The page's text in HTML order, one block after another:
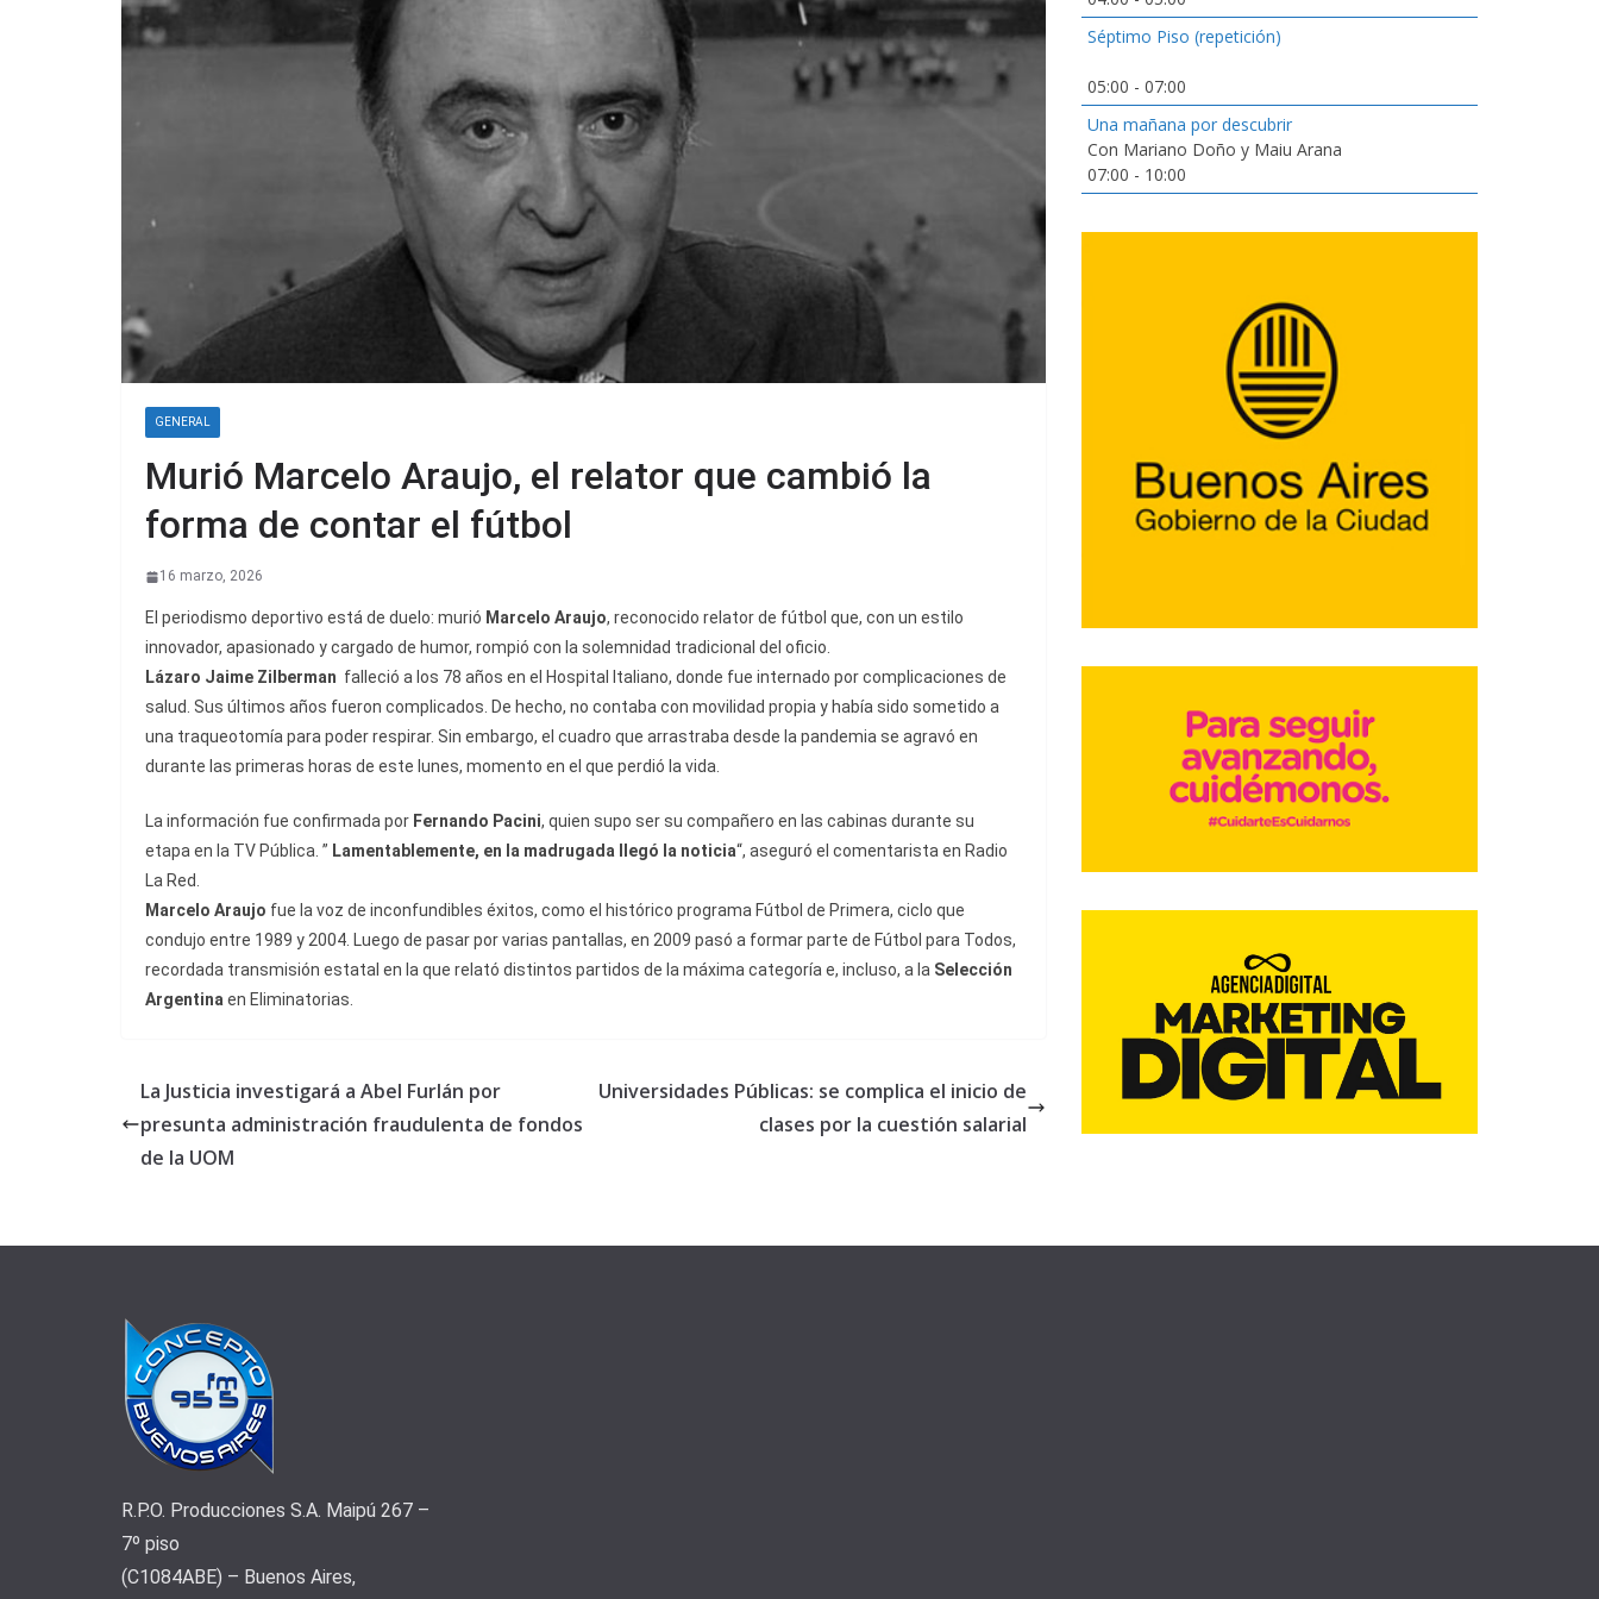
GENERAL
Murió Marcelo Araujo, el relator que cambió la
forma de contar el fútbol
16 marzo, 2026
El periodismo deportivo está de duelo: murió Marcelo Araujo, reconocido relator de fútbol que, con un estilo
innovador, apasionado y cargado de humor, rompió con la solemnidad tradicional del oficio.
Lázaro Jaime Zilberman falleció a los 78 años en el Hospital Italiano, donde fue internado por complicaciones de
salud. Sus últimos años fueron complicados. De hecho, no contaba con movilidad propia y había sido sometido a
una traqueotomía para poder respirar. Sin embargo, el cuadro que arrastraba desde la pandemia se agravó en
durante las primeras horas de este lunes, momento en el que perdió la vida.
La información fue confirmada por Fernando Pacini, quien supo ser su compañero en las cabinas durante su
etapa en la TV Pública. ” Lamentablemente, en la madrugada llegó la noticia“, aseguró el comentarista en Radio
La Red.
Marcelo Araujo fue la voz de inconfundibles éxitos, como el histórico programa Fútbol de Primera, ciclo que
condujo entre 1989 y 2004. Luego de pasar por varias pantallas, en 2009 pasó a formar parte de Fútbol para Todos,
recordada transmisión estatal en la que relató distintos partidos de la máxima categoría e, incluso, a la Selección
Argentinaen Eliminatorias.
La Justicia investigará a Abel Furlán por
presunta administración fraudulenta de fondos
de la UOM
Universidades Públicas: se complica el inicio de
clases por la cuestión salarial
Séptimo Piso (repetición)
05:00 - 07:00
Una mañana por descubrir
Con Mariano Doño y Maiu Arana
07:00 - 10:00
R.P.O. Producciones S.A. Maipú 267 –
7º piso
(C1084ABE) – Buenos Aires,